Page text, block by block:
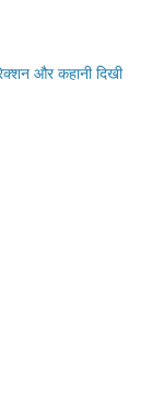
और कहानी दिखी